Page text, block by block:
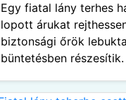
Egy fiatal lány terhes
lopott árukat
biztonsági őrök
büntetésben részesítik.